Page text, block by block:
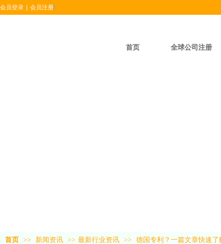
首页 全球公司注册
会员登录 会员注册
首页 >> 新闻资讯 >> 最新行业资讯 >> 德国专利？一篇文章快速了